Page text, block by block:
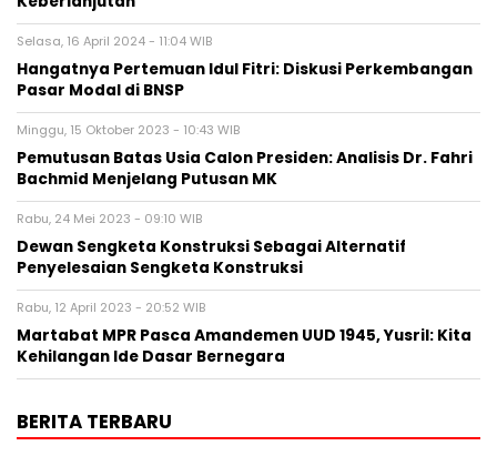
Selasa, 16 April 2024 - 11:04 WIB
Hangatnya Pertemuan Idul Fitri: Diskusi Perkembangan
Pasar Modal di BNSP
Minggu, 15 Oktober 2023 - 10:43 WIB
Pemutusan Batas Usia Calon Presiden: Analisis Dr. Fahri
Bachmid Menjelang Putusan MK
Rabu, 24 Mei 2023 - 09:10 WIB
Dewan Sengketa Konstruksi Sebagai Alternatif
Penyelesaian Sengketa Konstruksi
Rabu, 12 April 2023 - 20:52 WIB
Martabat MPR Pasca Amandemen UUD 1945, Yusril: Kita
Kehilangan Ide Dasar Bernegara
BERITA TERBARU